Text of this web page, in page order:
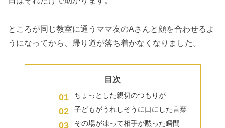
ところが同じ教室に通うママ友のAさんと顔を合わせるよ
うになってから、帰り道が落ち着かなくなりました。
目次
ちょっとした親切のつもりが
子どもがうれしそうに口にした言葉
その場が凍って相手が黙った瞬間